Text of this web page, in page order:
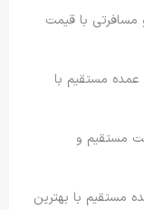
مسافرتی با قیمت
مستقیم با
مستقیم و
مستقیم با بهترین